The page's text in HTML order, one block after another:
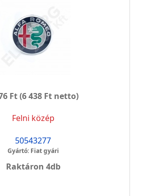
Ft(6 438 Ft netto)
Felni közép
50543277
Gyártó: Fiat gyári
Raktáron 4db